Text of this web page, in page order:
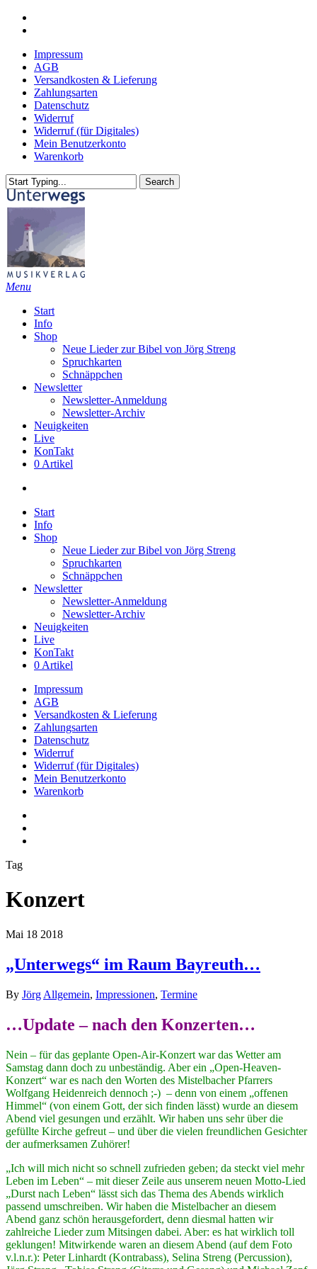
Skip
contentImpressum
AGB
Versandkosten & Lieferung
Zahlungsarten
Datenschutz
Widerruf
Widerruf (für Digitales)
Mein Benutzerkonto
Warenkorb
Search
Close
Search
search
Menu
Start
Info
Shop
Neue Lieder zur Bibel von Jörg Streng
Spruchkarten
Schnäppchen
Newsletter
Newsletter-Anmeldung
Newsletter-Archiv
Neuigkeiten
Live
KonTakt
0 Artikel
Start
Info
Shop
Neue Lieder zur Bibel von Jörg Streng
Spruchkarten
Schnäppchen
Newsletter
Newsletter-Anmeldung
Newsletter-Archiv
Neuigkeiten
Live
KonTakt
0 Artikel
Impressum
AGB
Versandkosten & Lieferung
Zahlungsarten
Datenschutz
Widerruf
Widerruf (für Digitales)
Mein Benutzerkonto
Warenkorb
Tag
Konzert
Mai 18 2018
„Unterwegs“ im Raum Bayreuth…
By Jörg Allgemein, Impressionen, Termine
…Update – nach den Konzerten…
Nein – für das geplante Open-Air-Konzert war das Wetter am
Samstag dann doch zu unbeständig. Aber ein „Open-Heaven-
Konzert“ war es nach den Worten des Mistelbacher Pfarrers
Wolfgang Heidenreich dennoch ;-) – denn von einem „offenen
Himmel“ (von einem Gott, der sich finden lässt) wurde an diesem
Abend viel gesungen und erzählt. Wir haben uns sehr über die
gefüllte Kirche gefreut – und über die vielen freundlichen Gesichter
der aufmerksamen Zuhörer!
„Ich will mich nicht so schnell zufrieden geben; da steckt viel mehr
Leben im Leben“ – mit dieser Zeile aus unserem neuen Motto-Lied
„Durst nach Leben“ lässt sich das Thema des Abends wirklich
passend umschreiben. Wir haben die Mistelbacher an diesem
Abend ganz schön herausgefordert, denn diesmal hatten wir
zahlreiche Lieder zum Mitsingen dabei. Aber: es hat wirklich toll
geklungen! Mitwirkende waren an diesem Abend (auf dem Foto
v.l.n.r.): Peter Linhardt (Kontrabass), Selina Streng (Percussion),